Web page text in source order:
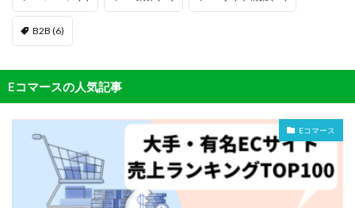
B2B (6)
Eコマースの人気記事
Eコマース